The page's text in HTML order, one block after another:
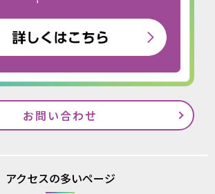
お問い合わせ
アクセスの多いページ